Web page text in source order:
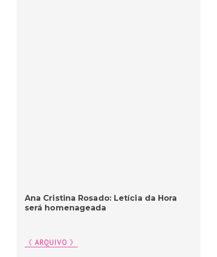
Ana Cristina Rosado: Letícia da Hora
será homenageada
《 ARQUIVO 》